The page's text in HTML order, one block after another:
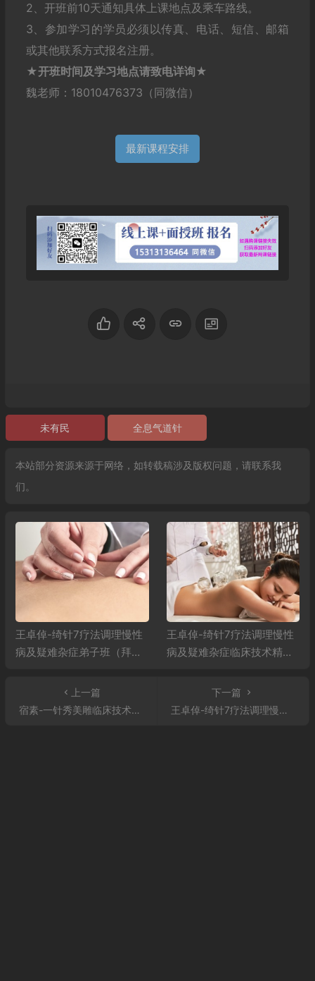
2、开班前10天通知具体上课地点及乘车路线。
3、参加学习的学员必须以传真、电话、短信、邮箱
或其他联系方式报名注册。
★开班时间及学习地点请致电详询★
魏老师：18010476373（同微信）
最新课程安排
未有民 全息气道针
本站部分资源来源于网络，如转载稿涉及版权问题，请联系我
们。
王卓倬-绮针7疗法调理慢性
病及疑难杂症临床技术精品
宿素-一针秀美雕临床技术精
品推广班
上一篇
宿素-一针秀美雕临床技术精品推广班
下一篇
王卓倬-绮针7疗法调理慢性病及疑难杂症临床技术精品推广班